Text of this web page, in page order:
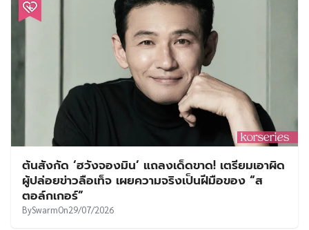
ต้นสังกัด ‘ฮวังจองมิน’ แถลงเด็ดขาด! เตรียมเอาผิด
ผู้ปล่อยข่าวลือเท็จ เผยความจริงเป็นฝีมือของ “ส
ตอล์กเกอร์”
BySwarmOn29/07/2026